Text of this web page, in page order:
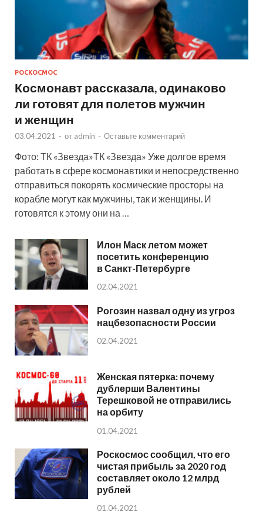
РОСКОСМОС
Космонавт рассказала, одинаково
ли готовят для полетов мужчин
и женщин
03.04.2021 - от admin - Оставьте комментарий
Фото: ТК «Звезда»ТК «Звезда» Уже долгое время
работать в сфере космонавтики и непосредственно
отправиться покорять космические просторы на
корабле могут как мужчины, так и женщины. И
готовятся к этому они на …
Илон Маск летом может
посетить конференцию
в Санкт-Петербурге
02.04.2021
Рогозин назвал одну из угроз
нацбезопасности России
02.04.2021
Женская пятерка: почему
дублерши Валентины
Терешковой не отправились
на орбиту
01.04.2021
Роскосмос сообщил, что его
чистая прибыль за 2020 год
составляет около 12 млрд
рублей
01.04.2021